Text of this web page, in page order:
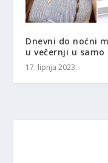
Dnevni do noćni
u večernji u samo
17. lipnja 2023.